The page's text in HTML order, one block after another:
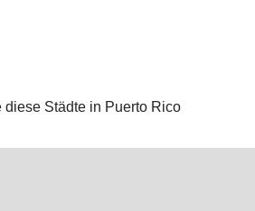
Städte in Puerto Rico